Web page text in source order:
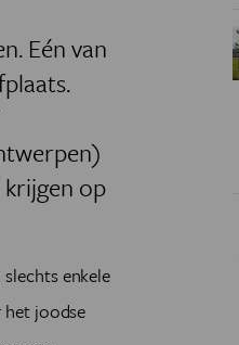
Eén van
op
enkele
het joodse